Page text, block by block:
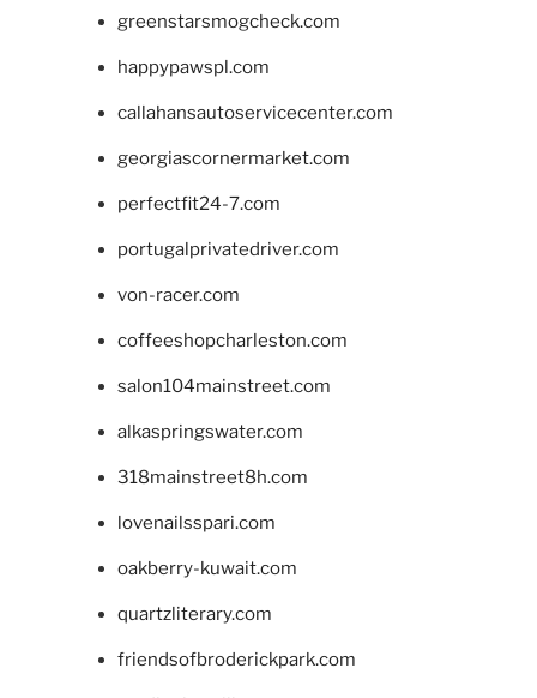
greenstarsmogcheck.com
happypawspl.com
callahansautoservicecenter.com
georgiascornermarket.com
perfectfit24-7.com
portugalprivatedriver.com
von-racer.com
coffeeshopcharleston.com
salon104mainstreet.com
alkaspringswater.com
318mainstreet8h.com
lovenailsspari.com
oakberry-kuwait.com
quartzliterary.com
friendsofbroderickpark.com